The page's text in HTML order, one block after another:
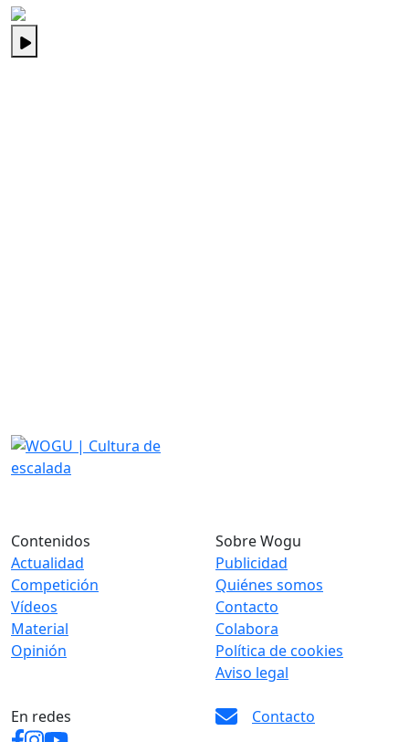
Contenidos
Actualidad
Competición
Vídeos
Material
Opinión
Sobre Wogu
Publicidad
Quiénes somos
Contacto
Colabora
Política de cookies
Aviso legal
En redes Contacto